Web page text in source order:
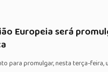
Europeia será
para promulgar, nesta terça-feira,